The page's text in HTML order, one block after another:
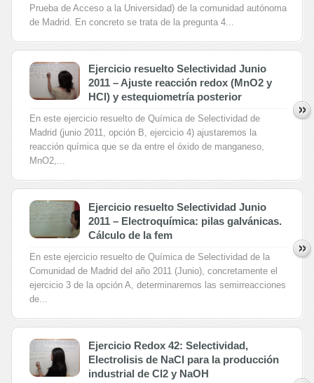
Prueba de Acceso a la Universidad) de la comunidad autónoma
de Madrid. En concreto se trata de la pregunta 4...
Ejercicio resuelto Selectividad Junio
2011 – Ajuste reacción redox (MnO2 y
HCl) y estequiometría posterior
En este ejercicio resuelto de Química de Selectividad de
Madrid (junio 2011, opción B, ejercicio 4) ajustaremos la
reacción química que se da entre el óxido de manganeso,
MnO2,...
Ejercicio resuelto Selectividad Junio
2011 – Electroquímica: pilas galvánicas.
Cálculo de la fem
En este ejercicio resuelto de Química de Selectividad de la
Comunidad de Madrid del año 2011 (Junio), concretamente el
ejercicio 3 de la opción A, determinaremos las semirreacciones
de...
Ejercicio Redox 42: Selectividad,
Electrolisis de NaCl para la producción
industrial de Cl2 y NaOH